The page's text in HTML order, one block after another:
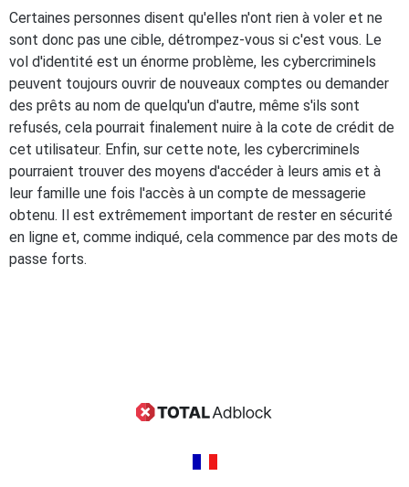
Certaines personnes disent qu'elles n'ont rien à voler et ne
sont donc pas une cible, détrompez-vous si c'est vous. Le
vol d'identité est un énorme problème, les cybercriminels
peuvent toujours ouvrir de nouveaux comptes ou demander
des prêts au nom de quelqu'un d'autre, même s'ils sont
refusés, cela pourrait finalement nuire à la cote de crédit de
cet utilisateur. Enfin, sur cette note, les cybercriminels
pourraient trouver des moyens d'accéder à leurs amis et à
leur famille une fois l'accès à un compte de messagerie
obtenu. Il est extrêmement important de rester en sécurité
en ligne et, comme indiqué, cela commence par des mots de
passe forts.